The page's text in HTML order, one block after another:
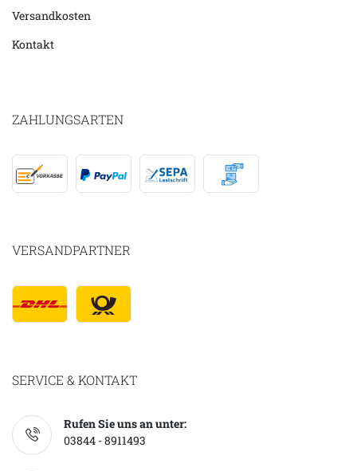
Versandkosten
Kontakt
ZAHLUNGSARTEN
VERSANDPARTNER
SERVICE & KONTAKT
Rufen Sie uns an unter:
03844 - 8911493